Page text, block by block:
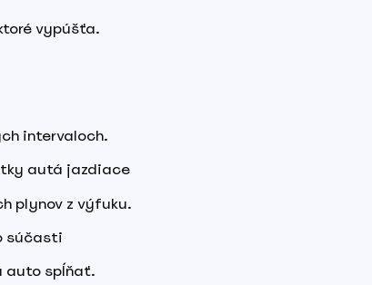
vypúšťa.
intervaloch.
autá jazdiace
plynov z výfuku.
súčasti
auto spĺňať.